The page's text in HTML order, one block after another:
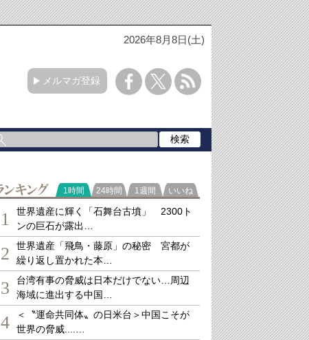
2026年8月8日(土)
メルマガ登録
ランキング
1時間 24時間 1週間 いいね
1
世界遺産に輝く「石舞台古墳」 2300ト
ンの巨石が露出…
2
世界遺産「飛鳥・藤原」の秘密 宮都が
繰り返し置かれた本…
3
台湾有事の脅威は日本だけでない…周辺
海域に進出する中国…
4
＜〝運命共同体〟の日米台＞中国こそが
世界の脅威....…